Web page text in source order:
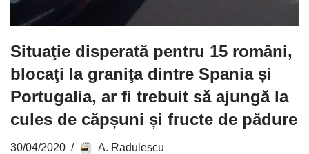
Situaţie disperată pentru 15 români,
blocaţi la graniţa dintre Spania și
Portugalia, ar fi trebuit să ajungă la
cules de căpșuni și fructe de pădure
30/04/2020 A. Radulescu